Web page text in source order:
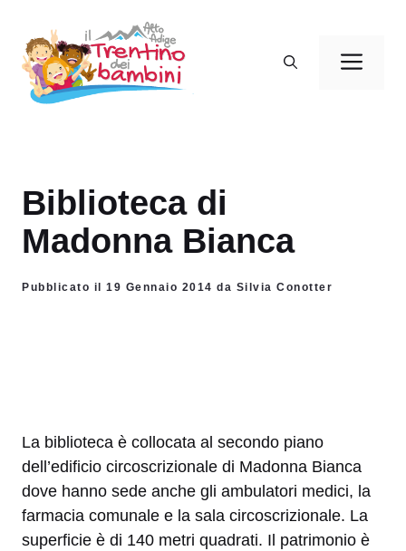
contenuto
Biblioteca di
Madonna Bianca
Pubblicato il 19 Gennaio 2014 da Silvia Conotter
La biblioteca è collocata al secondo piano
dell’edificio circoscrizionale di Madonna Bianca
dove hanno sede anche gli ambulatori medici, la
farmacia comunale e la sala circoscrizionale. La
superficie è di 140 metri quadrati. Il patrimonio è